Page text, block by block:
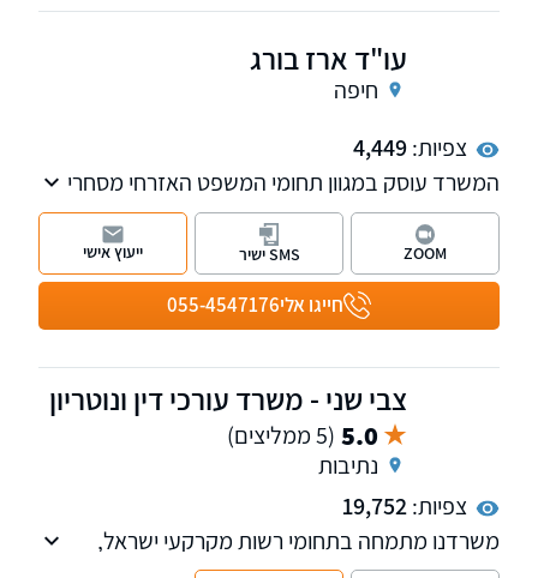
עו"ד ארז בורג
חיפה
צפיות:4,449
המשרד עוסק במגוון תחומי המשפט האזרחי מסחרי
לרבות מקרקעין נדל"ן, דיני משפחה, דיני מושבים
וקיבוצים ודיני בנקאות.
חייגו אלי055-4547176
ZOOM SMS ישיר ייעוץ אישי
צבי שני - משרד עורכי דין ונוטריון
5.0 (5 ממליצים)
נתיבות
צפיות:19,752
משרדנו מתמחה בתחומי רשות מקרקעי ישראל,
המגזר החקלאי, דיני מושבים וקיבוצים, מקרקעין,